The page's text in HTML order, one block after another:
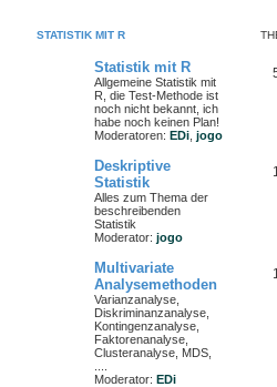
STATISTIK MIT R
Statistik mit R
Allgemeine Statistik mit
R, die Test-Methode ist
noch nicht bekannt, ich
habe noch keinen Plan!
Moderatoren: EDi jogo
Deskriptive
Statistik
Alles zum Thema der
beschreibenden
Statistik
Moderator: jogo
Multivariate
Analysemethoden
Varianzanalyse,
Diskriminanzanalyse,
Kontingenzanalyse,
Faktorenanalyse,
Clusteranalyse, MDS,
Moderator: EDi